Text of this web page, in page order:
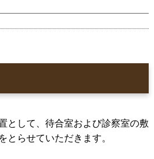
として、待合室および診察室の敷
とらせていただきます。